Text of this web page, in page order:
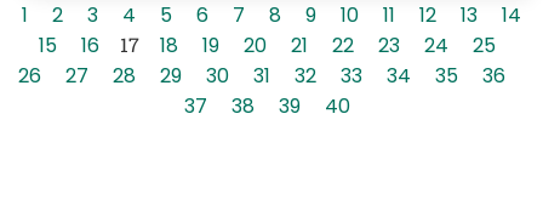
1 2 3 4 5 6 7 8 9 10 11 12 13
14
15
16 17 18 19 20 21 22 23 24
25
26
27 28 29 30 31 32 33 34 35
36
37
38 39 40